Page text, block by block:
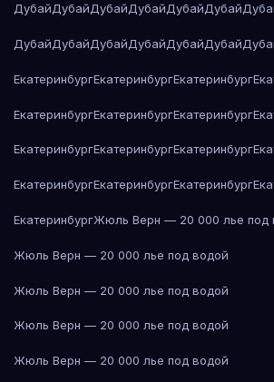
ДубайДубайДубайДубайДубайДубай
ДубайДубайДубайДубайДубайДубай
ЕкатеринбургЕкатеринбургЕкатеринбург
ЕкатеринбургЕкатеринбургЕкатеринбург
ЕкатеринбургЕкатеринбургЕкатеринбург
ЕкатеринбургЕкатеринбургЕкатеринбург
ЕкатеринбургЖюль Верн — 20 000 лье под
Жюль Верн — 20 000 лье под водой
Жюль Верн — 20 000 лье под водой
Жюль Верн — 20 000 лье под водой
Жюль Верн — 20 000 лье под водой